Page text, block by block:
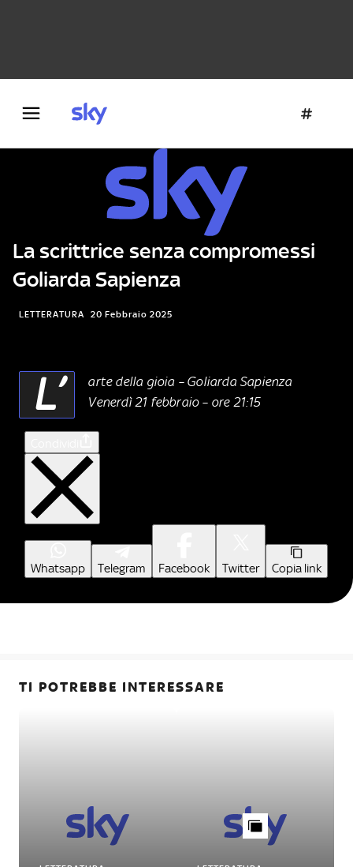
La scrittrice senza compromessi
Goliarda Sapienza
LETTERATURA 20 Febbraio 2025
L’
arte della gioia – Goliarda Sapienza
Venerdì 21 febbraio – ore 21:15
Whatsapp Telegram Facebook Twitter Copia link
TI POTREBBE INTERESSARE